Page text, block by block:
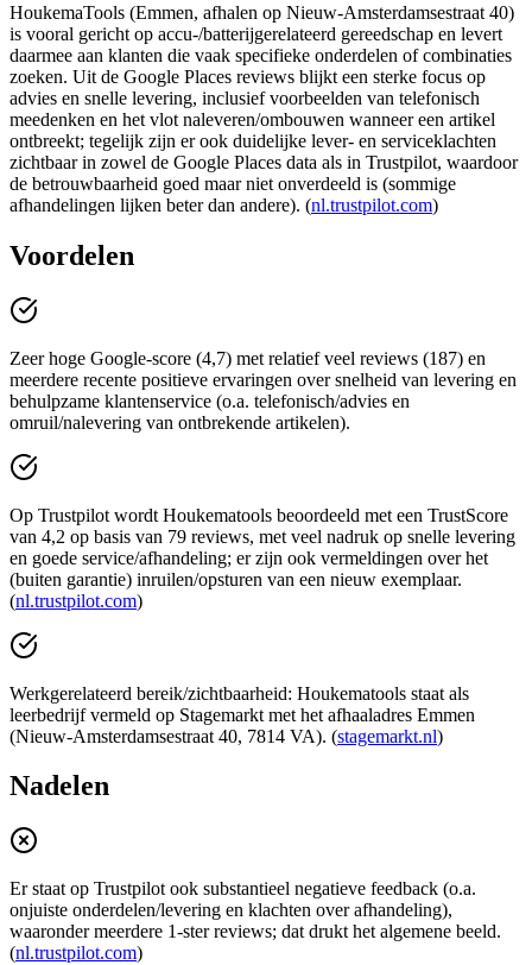
HoukemaTools (Emmen, afhalen op Nieuw-Amsterdamsestraat 40)
is vooral gericht op accu-/batterijgerelateerd gereedschap en levert
daarmee aan klanten die vaak specifieke onderdelen of combinaties
zoeken. Uit de Google Places reviews blijkt een sterke focus op
advies en snelle levering, inclusief voorbeelden van telefonisch
meedenken en het vlot naleveren/ombouwen wanneer een artikel
ontbreekt; tegelijk zijn er ook duidelijke lever- en serviceklachten
zichtbaar in zowel de Google Places data als in Trustpilot, waardoor
de betrouwbaarheid goed maar niet onverdeeld is (sommige
afhandelingen lijken beter dan andere). (nl.trustpilot.com)
Voordelen
Zeer hoge Google-score (4,7) met relatief veel reviews (187) en
meerdere recente positieve ervaringen over snelheid van levering en
behulpzame klantenservice (o.a. telefonisch/advies en
omruil/nalevering van ontbrekende artikelen).
Op Trustpilot wordt Houkematools beoordeeld met een TrustScore
van 4,2 op basis van 79 reviews, met veel nadruk op snelle levering
en goede service/afhandeling; er zijn ook vermeldingen over het
(buiten garantie) inruilen/opsturen van een nieuw exemplaar.
(nl.trustpilot.com)
Werkgerelateerd bereik/zichtbaarheid: Houkematools staat als
leerbedrijf vermeld op Stagemarkt met het afhaaladres Emmen
(Nieuw-Amsterdamsestraat 40, 7814 VA). (stagemarkt.nl)
Nadelen
Er staat op Trustpilot ook substantieel negatieve feedback (o.a.
onjuiste onderdelen/levering en klachten over afhandeling),
waaronder meerdere 1-ster reviews; dat drukt het algemene beeld.
(nl.trustpilot.com)